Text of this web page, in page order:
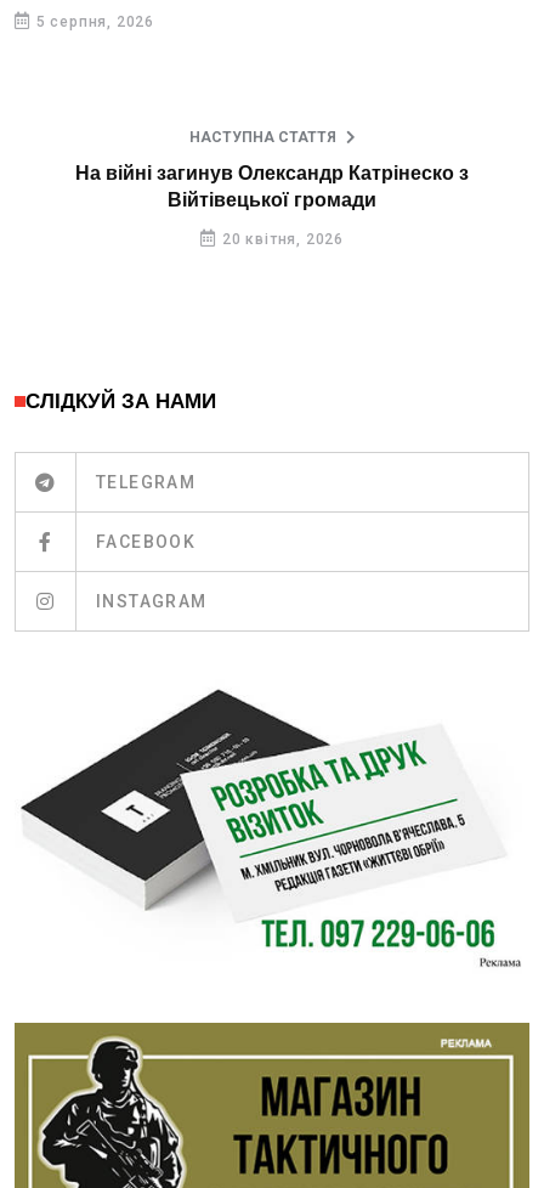
5 серпня, 2026
НАСТУПНА СТАТТЯ
На війні загинув Олександр Катрінеско з
Війтівецької громади
20 квітня, 2026
СЛІДКУЙ ЗА НАМИ
TELEGRAM
FACEBOOK
INSTAGRAM